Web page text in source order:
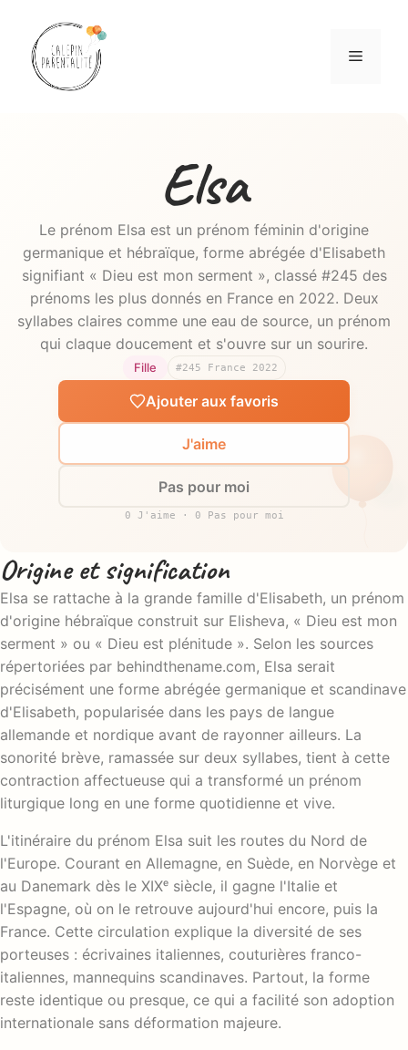
contenu
Menu
Elsa
Le prénom Elsa est un prénom féminin d'origine
germanique et hébraïque, forme abrégée d'Elisabeth
signifiant « Dieu est mon serment », classé #245 des
prénoms les plus donnés en France en 2022. Deux
syllabes claires comme une eau de source, un prénom
qui claque doucement et s'ouvre sur un sourire.
Fille #245 France 2022
Ajouter aux favoris
J'aime
Pas pour moi
0 J'aime · 0 Pas pour moi
Origine et signification
Elsa se rattache à la grande famille d'Elisabeth, un prénom
d'origine hébraïque construit sur Elisheva, « Dieu est mon
serment » ou « Dieu est plénitude ». Selon les sources
répertoriées par behindthename.com, Elsa serait
précisément une forme abrégée germanique et scandinave
d'Elisabeth, popularisée dans les pays de langue
allemande et nordique avant de rayonner ailleurs. La
sonorité brève, ramassée sur deux syllabes, tient à cette
contraction affectueuse qui a transformé un prénom
liturgique long en une forme quotidienne et vive.
L'itinéraire du prénom Elsa suit les routes du Nord de
l'Europe. Courant en Allemagne, en Suède, en Norvège et
au Danemark dès le XIXᵉ siècle, il gagne l'Italie et
l'Espagne, où on le retrouve aujourd'hui encore, puis la
France. Cette circulation explique la diversité de ses
porteuses : écrivaines italiennes, couturières franco-
italiennes, mannequins scandinaves. Partout, la forme
reste identique ou presque, ce qui a facilité son adoption
internationale sans déformation majeure.